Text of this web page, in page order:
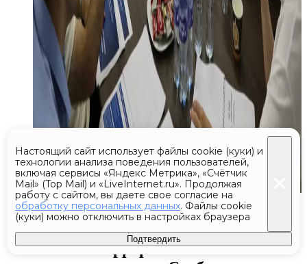
Сегодня 14:08
Путин обсудил меры
по антитеррористической
Настоящий сайт использует файлы cookie (куки) и
технологии анализа поведения пользователей,
включая сервисы «Яндекс Метрика», «Счётчик
Mail» (Top Mail) и «LiveInternet.ru». Продолжая
работу с сайтом, вы даете свое согласие на
обработку персональных данных. Файлы cookie
(куки) можно отключить в настройках браузера
Подтвердить